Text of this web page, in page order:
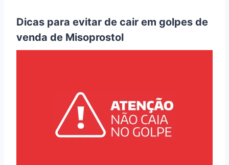
Dicas para evitar de cair em golpes de
venda de Misoprostol